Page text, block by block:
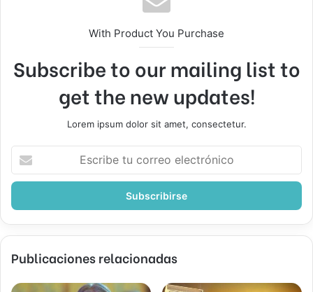
With Product You Purchase
Subscribe to our mailing list to
get the new updates!
Lorem ipsum dolor sit amet, consectetur.
correo
Publicaciones relacionadas